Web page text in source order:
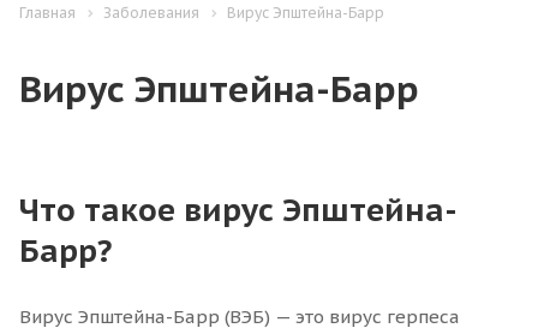
Главная Заболевания Вирус Эпштейна-Барр
Вирус Эпштейна-Барр
Что такое вирус Эпштейна-
Барр?
Вирус Эпштейна-Барр (ВЭБ) — это вирус герпеса